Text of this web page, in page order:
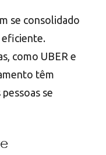
se consolidado
eficiente.
como UBER e
têm
se